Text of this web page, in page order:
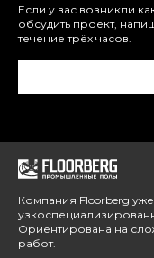
Компания Floorberg
Ориентирована на
работ.
Если у вас возникли
обсудить проект,
течение трёх часов.